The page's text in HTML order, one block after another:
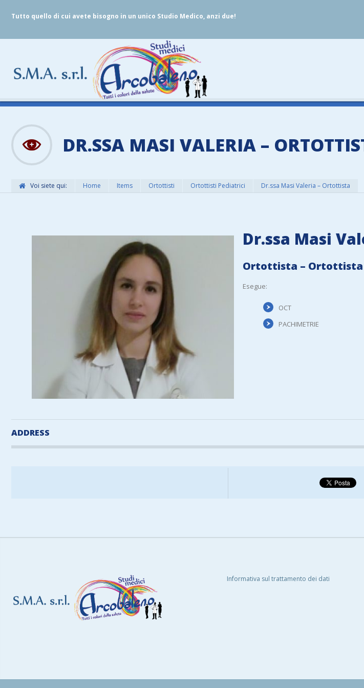
Tutto quello di cui avete bisogno in un unico Studio Medico, anzi due!
DR.SSA MASI VALERIA –
Voi siete qui: Home Items Ortottisti Ortottisti Pediatrici Dr.ssa Masi Valeria – Ortottista
Dr.ssa Masi
Ortottista – Ortottista
Esegue:
OCT
PACHIMETRIE
ADDRESS
Informativa sul trattamento dei dati